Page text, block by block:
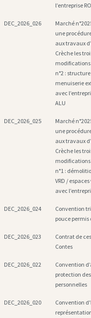
l’entreprise
DEC_2026_026
Marché
une
aux travaux
Crèche les
modifications
n°2 :
menuiserie
avec
ALU
DEC_2026_025
Marché
une
aux travaux
Crèche les
modifications
n°1 :
VRD /
avec
DEC_2026_024
Convention
pouce
DEC_2026_023
Contrat de
Contes
DEC_2026_022
Convention
protection
personnelles
DEC_2026_020
Convention